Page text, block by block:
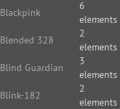
Blackpink
6
elements
Blended 328
2
elements
Blind Guardian
3
elements
Blink-182
2
elements